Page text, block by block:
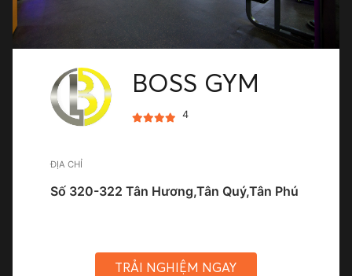
BOSS GYM
4
ĐỊA CHỈ
Số 320-322 Tân Hương,Tân Quý,Tân Phú
TRẢI NGHIỆM NGAY